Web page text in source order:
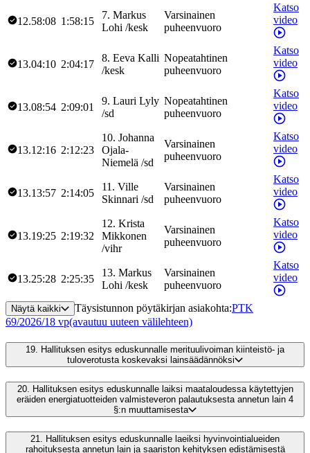
12.58:08 1:58:15
7. Markus
Lohi /kesk
Varsinainen
puheenvuoro
Katso
video
13.04:10 2:04:17
8. Eeva Kalli
/kesk
Nopeatahtinen
puheenvuoro
Katso
video
13.08:54 2:09:01
9. Lauri Lyly
/sd
Nopeatahtinen
puheenvuoro
Katso
video
13.12:16 2:12:23
10. Johanna
Ojala-
Niemelä /sd
Varsinainen
puheenvuoro
Katso
video
13.13:57 2:14:05
11 . Ville
Skinnari /sd
Varsinainen
puheenvuoro
Katso
video
13.19:25 2:19:32
12. Krista
Mikkonen
/vihr
Varsinainen
puheenvuoro
Katso
video
13.25:28 2:25:35
13. Markus
Lohi /kesk
Varsinainen
puheenvuoro
Katso
video
Näytä kaikki Täysistunnon pöytäkirjan asiakohta:PTK
69/2026/18 vp(avautuu uuteen välilehteen)
19. Hallituksen esitys eduskunnalle merituulivoiman kiinteistö- ja
tuloverotusta koskevaksi lainsäädännöksi
20.
Hallituksen esitys eduskunnalle laiksi maataloudessa käytettyjen
eräiden energiatuotteiden valmisteveron palautuksesta annetun lain 4
§:n muuttamisesta
21.
Hallituksen esitys eduskunnalle laeiksi hyvinvointialueiden
rahoituksesta annetun lain ja saariston kehityksen edistämisestä